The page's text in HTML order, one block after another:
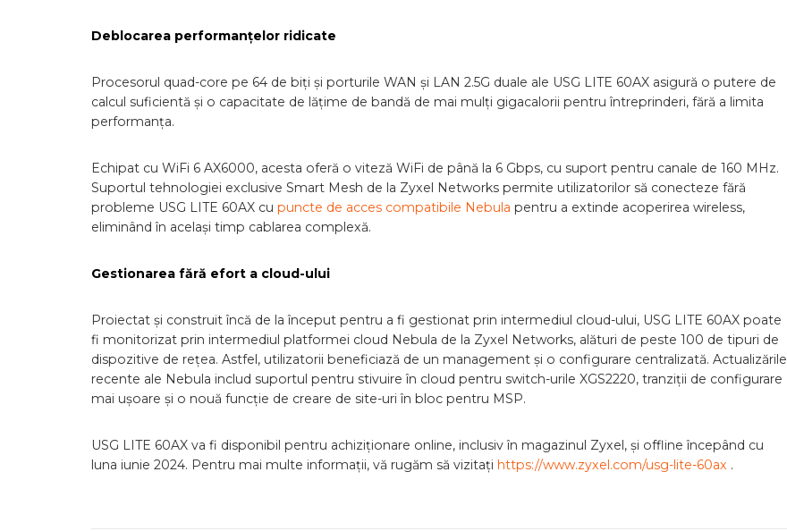
Deblocarea performanțelor ridicate
Procesorul quad-core pe 64 de biți și porturile WAN și LAN 2.5G duale ale USG LITE 60AX asigură o putere de
calcul suficientă și o capacitate de lățime de bandă de mai mulți gigacalorii pentru întreprinderi, fără a limita
performanța.
Echipat cu WiFi 6 AX6000, acesta oferă o viteză WiFi de până la 6 Gbps, cu suport pentru canale de 160 MHz.
Suportul tehnologiei exclusive Smart Mesh de la Zyxel Networks permite utilizatorilor să conecteze fără
probleme USG LITE 60AX cu puncte de acces compatibile Nebula pentru a extinde acoperirea wireless,
eliminând în același timp cablarea complexă.
Gestionarea fără efort a cloud-ului
Proiectat și construit încă de la început pentru a fi gestionat prin intermediul cloud-ului, USG LITE 60AX poate
fi monitorizat prin intermediul platformei cloud Nebula de la Zyxel Networks, alături de peste 100 de tipuri de
dispozitive de rețea. Astfel, utilizatorii beneficiază de un management și o configurare centralizată. Actualizările
recente ale Nebula includ suportul pentru stivuire în cloud pentru switch-urile XGS2220, tranziții de configurare
mai ușoare și o nouă funcție de creare de site-uri în bloc pentru MSP.
USG LITE 60AX va fi disponibil pentru achiziționare online, inclusiv în magazinul Zyxel, și offline începând cu
luna iunie 2024. Pentru mai multe informații, vă rugăm să vizitați https://www.zyxel.com/usg-lite-60ax .